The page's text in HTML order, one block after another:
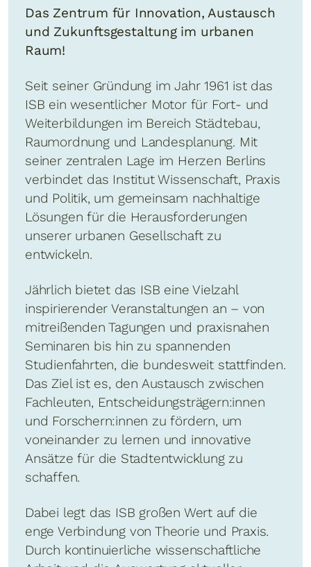
Das Zentrum für Innovation, Austausch
und Zukunftsgestaltung im urbanen
Raum!
Seit seiner Gründung im Jahr 1961 ist das
ISB ein wesentlicher Motor für Fort- und
Weiterbildungen im Bereich Städtebau,
Raumordnung und Landesplanung. Mit
seiner zentralen Lage im Herzen Berlins
verbindet das Institut Wissenschaft, Praxis
und Politik, um gemeinsam nachhaltige
Lösungen für die Herausforderungen
unserer urbanen Gesellschaft zu
entwickeln.
Jährlich bietet das ISB eine Vielzahl
inspirierender Veranstaltungen an – von
mitreißenden Tagungen und praxisnahen
Seminaren bis hin zu spannenden
Studienfahrten, die bundesweit stattfinden.
Das Ziel ist es, den Austausch zwischen
Fachleuten, Entscheidungsträgern:innen
und Forschern:innen zu fördern, um
voneinander zu lernen und innovative
Ansätze für die Stadtentwicklung zu
schaffen.
Dabei legt das ISB großen Wert auf die
enge Verbindung von Theorie und Praxis.
Durch kontinuierliche wissenschaftliche